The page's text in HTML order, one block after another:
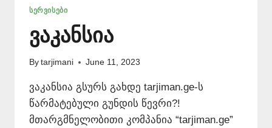
ᲡᲔᲠᲕᲘᲡᲔᲑᲘ
ვაკანსია
By tarjimani June 11, 2023
ვაკანსია გსურს გახდე tarjiman.ge-ს
წარმატებული გუნდის წევრი?!
მთარგმნელობითი კომპანია “tarjiman.ge”